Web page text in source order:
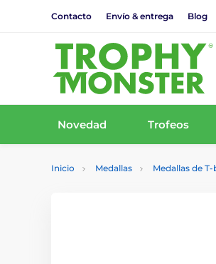
Contacto Envío & entrega Blog
Novedad Trofeos
Inicio Medallas Medallas de T-